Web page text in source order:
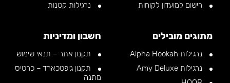
רישום למועדון לקוחות
נרגילות קטנות
מתוגים מובילים
נרגילות Alpha Hookah
נרגילות Amy Deluxe
חשבון ומדיניות
תקנון אתר – תנאי שימוש
תקנון גיפטכארד – כרטיס
מתנה